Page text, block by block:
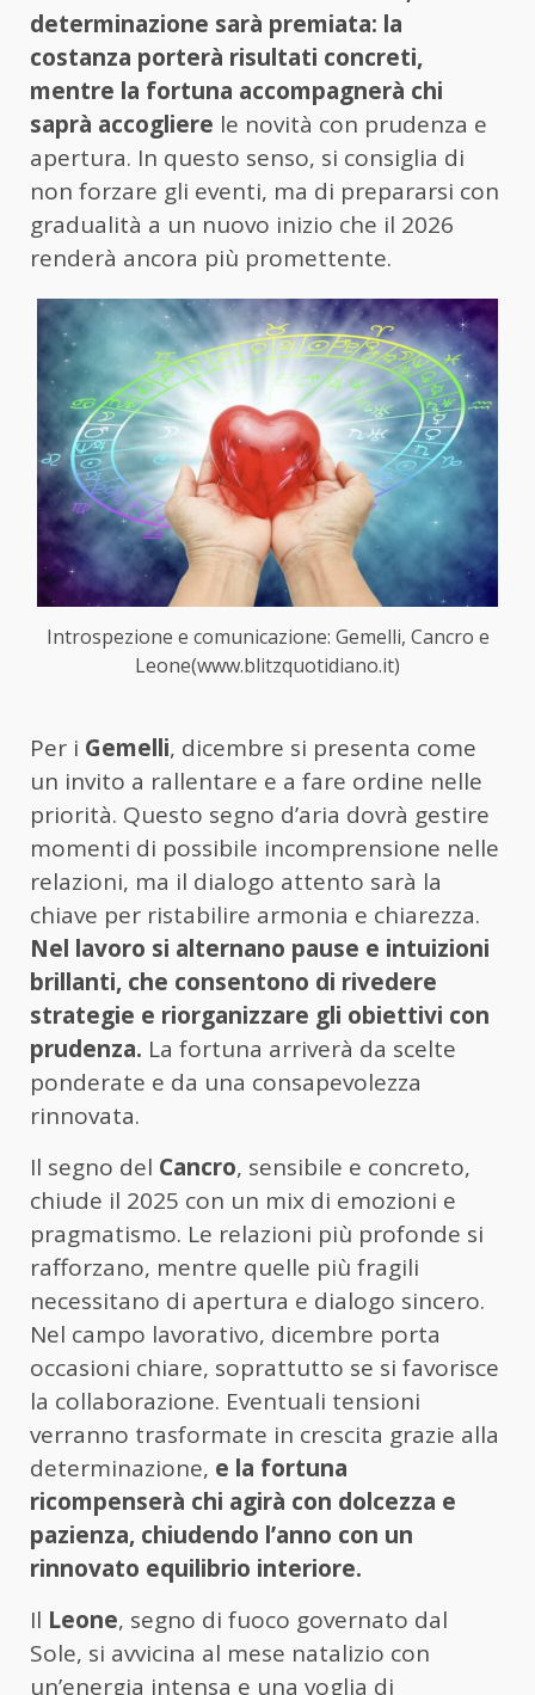
determinazione sarà premiata: la
costanza porterà risultati concreti,
mentre la fortuna accompagnerà chi
saprà accogliere le novità con prudenza e
apertura. In questo senso, si consiglia di
non forzare gli eventi, ma di prepararsi con
gradualità a un nuovo inizio che il 2026
renderà ancora più promettente.
Introspezione e comunicazione: Gemelli, Cancro e
Leone(www.blitzquotidiano.it)
Per i Gemelli, dicembre si presenta come
un invito a rallentare e a fare ordine nelle
priorità. Questo segno d’aria dovrà gestire
momenti di possibile incomprensione nelle
relazioni, ma il dialogo attento sarà la
chiave per ristabilire armonia e chiarezza.
Nel lavoro si alternano pause e intuizioni
brillanti, che consentono di rivedere
strategie e riorganizzare gli obiettivi con
prudenza. La fortuna arriverà da scelte
ponderate e da una consapevolezza
rinnovata.
Il segno del Cancro, sensibile e concreto,
chiude il 2025 con un mix di emozioni e
pragmatismo. Le relazioni più profonde si
rafforzano, mentre quelle più fragili
necessitano di apertura e dialogo sincero.
Nel campo lavorativo, dicembre porta
occasioni chiare, soprattutto se si favorisce
la collaborazione. Eventuali tensioni
verranno trasformate in crescita grazie alla
determinazione, e la fortuna
ricompenserà chi agirà con dolcezza e
pazienza, chiudendo l’anno con un
rinnovato equilibrio interiore.
Il Leone, segno di fuoco governato dal
Sole, si avvicina al mese natalizio con
un’energia intensa e una voglia di